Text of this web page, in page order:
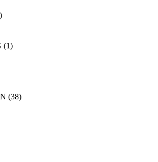
(1)
(38)